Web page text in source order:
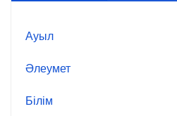
Ауыл
Әлеумет
Білім